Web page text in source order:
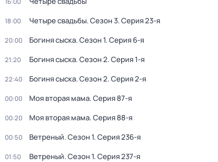
18:00 Четыре свадьбы. Сезон 3. Серия 23-я
20:00 Богиня сыска. Сезон 1. Серия 6-я
21:20 Богиня сыска. Сезон 2. Серия 1-я
22:40 Богиня сыска. Сезон 2. Серия 2-я
00:00 Моя вторая мама. Серия 87-я
00:20 Моя вторая мама. Серия 88-я
00:50 Ветреный. Сезон 1. Серия 236-я
01:50 Ветреный. Сезон 1. Серия 237-я